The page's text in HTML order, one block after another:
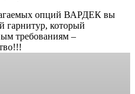
опций ВАРДЕК вы
гарнитур, который
требованиям –